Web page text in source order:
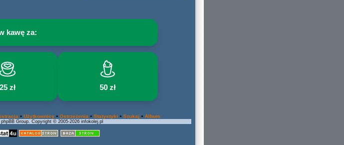
kawę za:
25 zł 50 zł
• Użytkownicy • Ostrzeżenia • Statystyki • Szukaj • Album
Group. Copyright © 2005-2026 infokolej.pl